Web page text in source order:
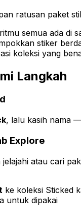
ratusan paket
semua ada di
stiker
koleksi yang
Langkah
, lalu kasih nama
Explore
jelajahi atau cari
ke koleksi Sticked
untuk dipakai